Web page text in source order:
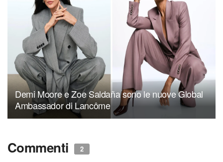
Demi Moore e Zoe Saldaña sono le nuove Global
Ambassador di Lancôme
Commenti 2